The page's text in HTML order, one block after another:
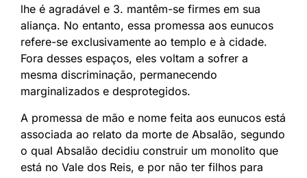
lhe é agradável e 3. mantêm-se firmes em sua
aliança. No entanto, essa promessa aos eunucos
refere-se exclusivamente ao templo e à cidade.
Fora desses espaços, eles voltam a sofrer a
mesma discriminação, permanecendo
marginalizados e desprotegidos.
A promessa de mão e nome feita aos eunucos está
associada ao relato da morte de Absalão, segundo
o qual Absalão decidiu construir um monolito que
está no Vale dos Reis, e por não ter filhos para